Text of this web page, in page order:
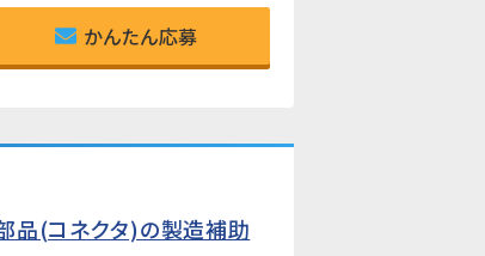
かんたん応募
品(コネクタ)の製造補助